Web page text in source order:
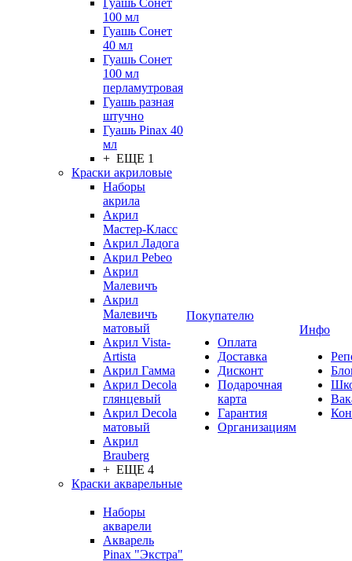
Гуашь Сонет
100 мл
Гуашь Сонет
40 мл
Гуашь Сонет
100 мл
перламутровая
Гуашь разная
штучно
Гуашь Pinax 40
мл
+ ЕЩЕ 1
Краски акриловые
Наборы
акрила
Акрил
Мастер-Класс
Акрил Ладога
Акрил Pebeo
Акрил
Малевичъ
Акрил
Малевичъ
матовый
Акрил Vista-
Artista
Акрил Гамма
Акрил Decola
глянцевый
Акрил Decola
матовый
Акрил
Brauberg
+ ЕЩЕ 4
Краски акварельные
Наборы
акварели
Акварель
Pinax "Экстра"
Покупателю
Оплата
Доставка
Дисконт
Подарочная
карта
Гарантия
Организациям
Инфо